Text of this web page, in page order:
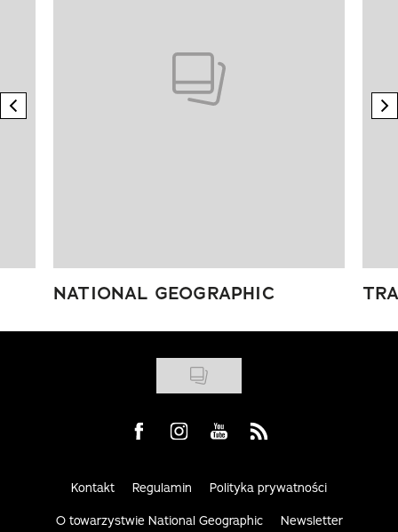
previous element
NATIONAL GEOGRAPHIC
Visit us on Facebook
Visit us on Instagram
Visit us on Youtube
Visit us on Rss
Kontakt Regulamin Polityka prywatności
O towarzystwie National Geographic Newsletter